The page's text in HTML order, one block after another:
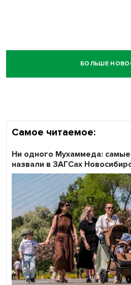
БОЛЬШЕ
Самое читаемое:
Ни одного Мухаммеда:
назвали в ЗАГСах